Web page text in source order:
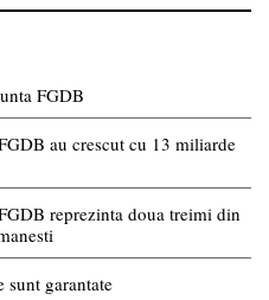
FGDB
au crescut cu 13 miliarde
reprezinta doua treimi din
sunt garantate